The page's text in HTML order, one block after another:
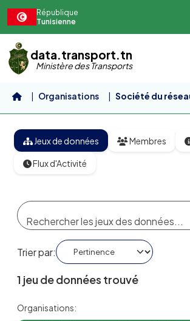
République
Tunisienne
data.transport.tn
Ministère des Transports
Organisations Société du
Jeux de données Membres
Flux d'Activité
Trier par
1 jeu de données trouvé
Organisations: